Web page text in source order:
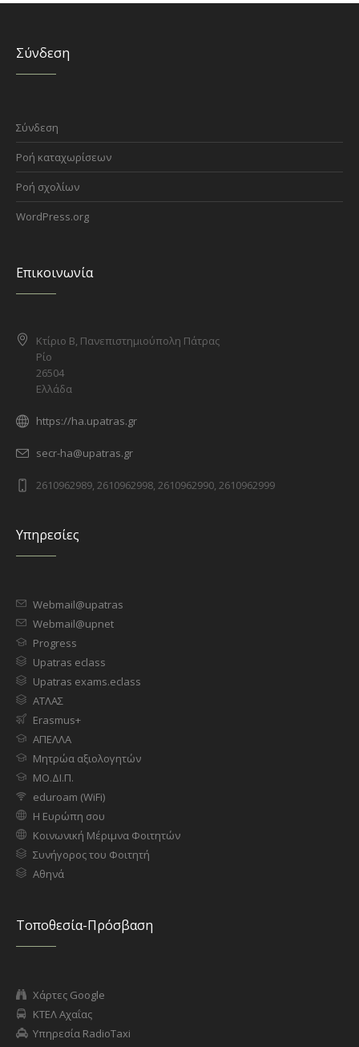
Σύνδεση
Σύνδεση
Ροή καταχωρίσεων
Ροή σχολίων
WordPress.org
Επικοινωνία
Κτίριο Β, Πανεπιστημιούπολη Πάτρας
Ρίο
26504
Ελλάδα
https://ha.upatras.gr
secr-ha@upatras.gr
2610962989, 2610962998, 2610962990, 2610962999
Υπηρεσίες
Webmail@upatras
Webmail@upnet
Progress
Upatras eclass
Upatras exams.eclass
ΑΤΛΑΣ
Erasmus+
ΑΠΕΛΛΑ
Μητρώα αξιολογητών
ΜΟ.ΔΙ.Π.
eduroam (WiFi)
Η Ευρώπη σου
Κοινωνική Μέριμνα Φοιτητών
Συνήγορος του Φοιτητή
Αθηνά
Τοποθεσία-Πρόσβαση
Χάρτες Google
ΚΤΕΛ Αχαΐας
Υπηρεσία RadioTaxi